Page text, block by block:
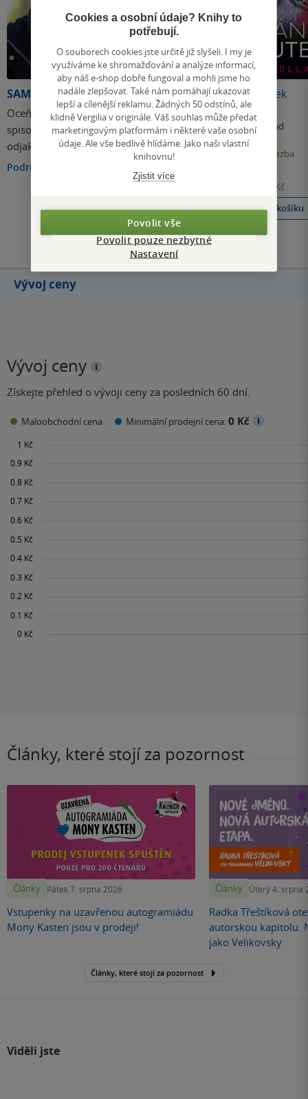
SAM HOLLAND
Oceňovaná americká
spisovatelka Sam Holland
odjakživa ráda četla a
většinu svého volného
temnota a zvrácené
nelze se tedy divit, že
patřili…
Podrobnosti
Odpočet smrti
Sam Holland
4.8
z
hvězdiček
pevná vazba
429 Kč
Do košíku
Pán loutek
Sam Holland
z
pevná vazba
459 Kč
Do košíku
Všechny knihy autora
Vývoj ceny
Vývoj ceny
Získejte přehled o vývoji ceny za posledních 60 dní.
Maloobchodní cena Minimální prodejní cena:0 Kč
Články, které stojí za pozornost
Články Pátek 7. srpna 2026
Vstupenky na uzavřenou autogramiádu
Mony Kasten jsou v prodeji!
Články Úterý 4. srpna
Radka Třeštíková
autorskou kapitolu.
jako Velikovsky
Články, které stojí za pozornost
Viděli jste
Cookies a osobní údaje? Knihy to
potřebují.
O souborech cookies jste určitě již slyšeli. I my je
využíváme ke shromažďování a analýze informací,
aby náš e-shop dobře fungoval a mohli jsme ho
nadále zlepšovat. Také nám pomáhají ukazovat
lepší a cílenější reklamu. Žádných 50 odstínů, ale
klidně Vergilia v originále. Váš souhlas může předat
marketingovým platformám i některé vaše osobní
údaje. Ale vše bedlivě hlídáme. Jako naši vlastní
knihovnu!
Zjistit více
Povolit vše
Povolit pouze nezbytné
Nastavení